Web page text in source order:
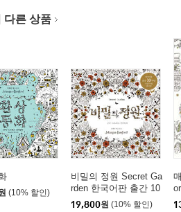
다른 상품
(10% 할인)
비밀의 정원 Secret Ga
rden 한국어판 출간 10
주년 기념 특별 에디션
19,800원 (10% 할인)